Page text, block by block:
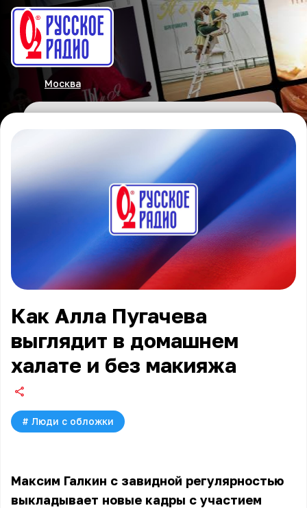
Москва
Как Алла Пугачева
выглядит в домашнем
халате и без макияжа
# Люди с обложки
Максим Галкин с завидной регулярностью
выкладывает новые кадры с участием